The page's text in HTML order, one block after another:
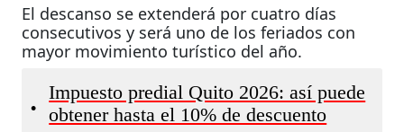
El descanso se extenderá por cuatro días
consecutivos y será uno de los feriados con
mayor movimiento turístico del año.
•
Impuesto predial Quito 2026: así puede
obtener hasta el 10% de descuento